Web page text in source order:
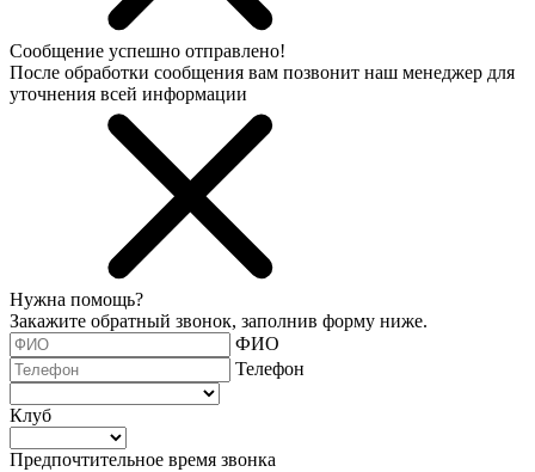
Сообщение успешно отправлено!
После обработки сообщения вам позвонит наш менеджер для
уточнения всей информации
Нужна помощь?
Закажите обратный звонок, заполнив форму ниже.
ФИО
Телефон
Клуб
Предпочтительное время звонка